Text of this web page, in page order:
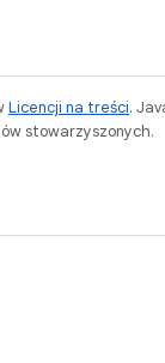
Licencji na treści.
stowarzyszonych.